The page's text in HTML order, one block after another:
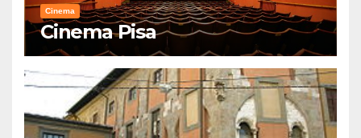
Cinema
Cinema Pisa